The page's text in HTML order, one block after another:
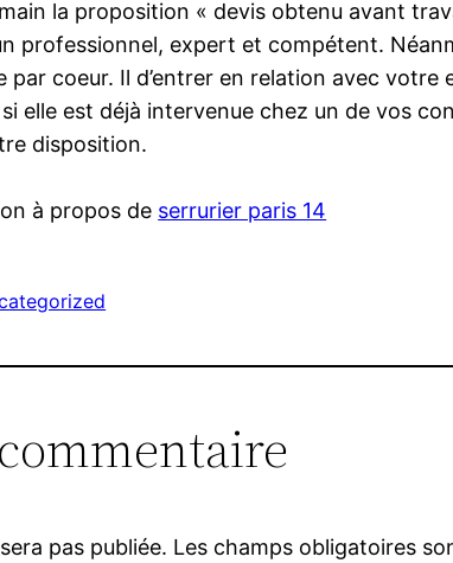
la proposition « devis obtenu avant
professionnel, expert et compétent.
coeur. Il d’entrer en relation avec
elle est déjà intervenue chez un de vos
disposition.
à propos de serrurier paris 14
pas publiée. Les champs obligatoires